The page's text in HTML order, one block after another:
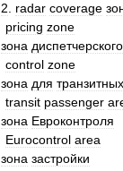
2
radar coverage
pricing zone
зона диспетчерского
control zone
зона для транзитных
transit passenger
зона Евроконтроля
Eurocontrol area
зона застройки